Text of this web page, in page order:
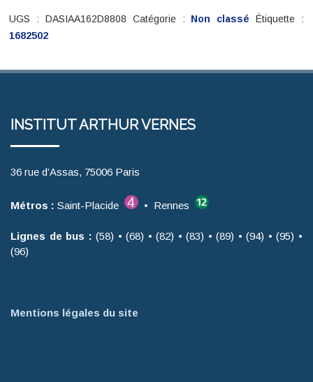
SILVA
UGS : DASIAA162D8808 Catégorie : Non classé
Étiquette :
1682502
INSTITUT ARTHUR VERNES
36 rue d’Assas, 75006 Paris
Métros : Saint-Placide • Rennes
Lignes de bus : (58) • (68) • (82) • (83) • (89) • (94) • (95) •
(96)
Mentions légales du site